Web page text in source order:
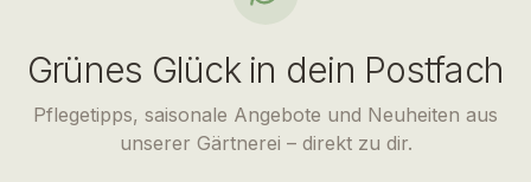
Grünes Glück in dein Postfach
Pflegetipps, saisonale Angebote und Neuheiten aus
unserer Gärtnerei – direkt zu dir.